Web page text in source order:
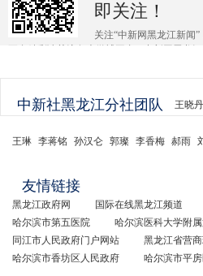
即关注！
关注“中新网黑龙江新闻”
更多精彩请关注各大微博平台@中新网黑龙江
中新社黑龙江分社团队 王晓丹
王琳 李蒋铭 孙汉仑 郭璨 李香梅 郝雨
友情链接
黑龙江政府网 国际在线黑龙江频道
哈尔滨市第五医院
哈尔滨医科大学附
同江市人民政府门户网站
黑龙江省营
哈尔滨市香坊区人民政府
哈尔滨市平